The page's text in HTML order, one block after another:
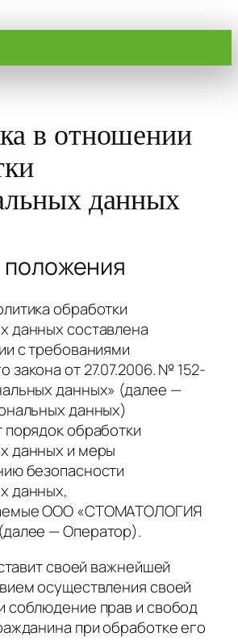
в отношении
данных
обработки
данных составлена
с требованиями
закона от 27.07.2006. № 152-
данных» (далее —
данных)
порядок обработки
данных и меры
безопасности
данных,
ООО «СТОМАТОЛОГИЯ
— Оператор).
своей важнейшей
осуществления своей
соблюдение прав и свобод
при обработке его